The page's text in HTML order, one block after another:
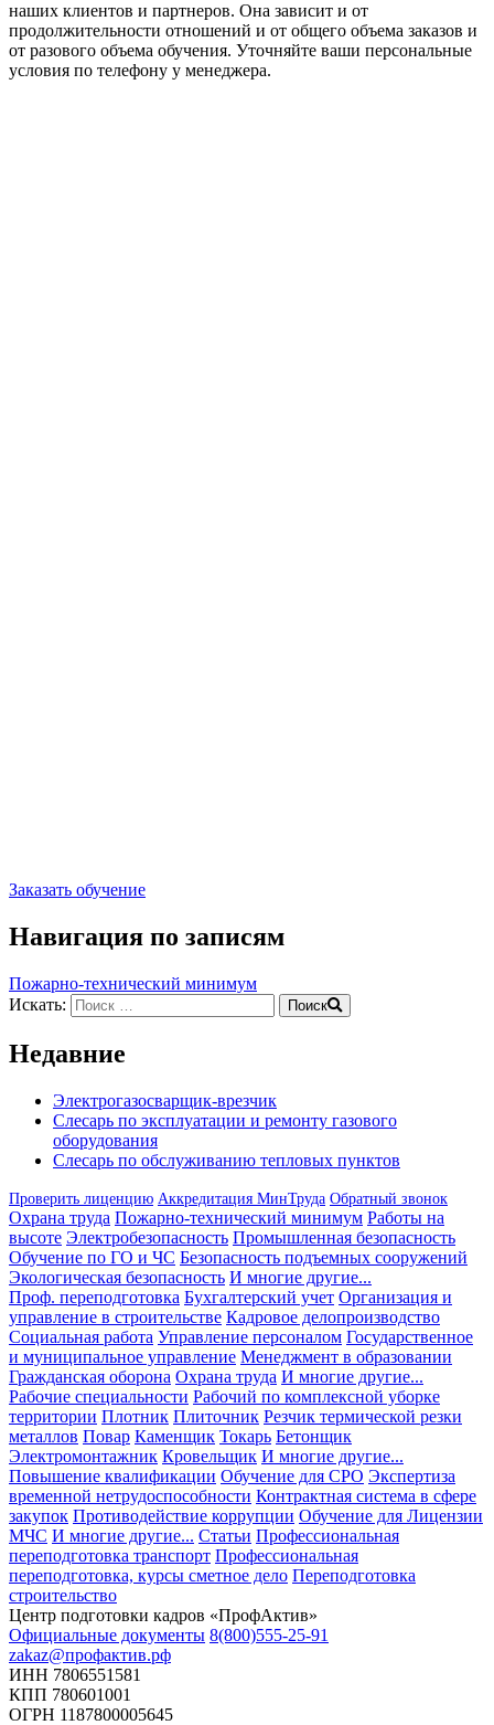
наших клиентов и партнеров. Она зависит и от
продолжительности отношений и от общего объема заказов и
от разового объема обучения. Уточняйте ваши персональные
условия по телефону у менеджера.
Заказать обучение
Навигация по записям
Пожарно-технический минимум
Искать:
Поиск
Недавние
Электрогазосварщик-врезчик
Слесарь по эксплуатации и ремонту газового
оборудования
Слесарь по обслуживанию тепловых пунктов
Проверить лиценцию Аккредитация МинТруда Обратный звонок
Охрана труда Пожарно-технический минимум Работы на
высоте Электробезопасность Промышленная безопасность
Обучение по ГО и ЧС Безопасность подъемных сооружений
Экологическая безопасность И многие другие...
Проф. переподготовка Бухгалтерский учет Организация и
управление в строительстве Кадровое делопроизводство
Социальная работа Управление персоналом Государственное
и муниципальное управление Менеджмент в образовании
Гражданская оборона Охрана труда И многие другие...
Рабочие специальности Рабочий по комплексной уборке
территории Плотник Плиточник Резчик термической резки
металлов Повар Каменщик Токарь Бетонщик
Электромонтажник Кровельщик И многие другие...
Повышение квалификации Обучение для СРО Экспертиза
временной нетрудоспособности Контрактная система в сфере
закупок Противодействие коррупции Обучение для Лицензии
МЧС И многие другие... Статьи Профессиональная
переподготовка транспорт Профессиональная
переподготовка, курсы сметное дело Переподготовка
строительство
Центр подготовки кадров «ПрофАктив»
Официальные документы 8(800)555-25-91
zakaz@профактив.рф
ИНН 7806551581
КПП 780601001
ОГРН 1187800005645